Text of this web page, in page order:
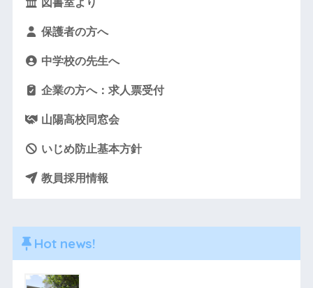
図書室より
保護者の方へ
中学校の先生へ
企業の方へ：求人票受付
山陽高校同窓会
いじめ防止基本方針
教員採用情報
Hot news!